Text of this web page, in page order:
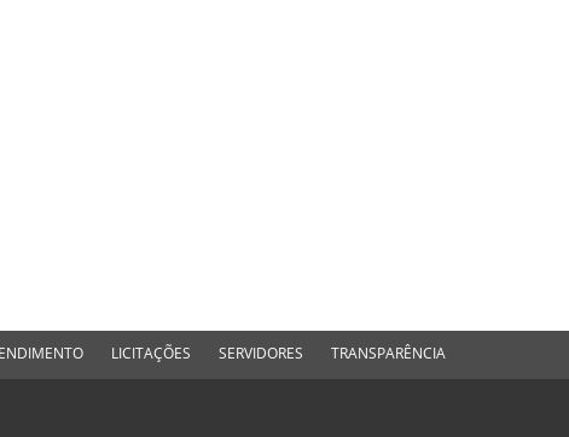
LICITAÇÕES SERVIDORES TRANSPARÊNCIA